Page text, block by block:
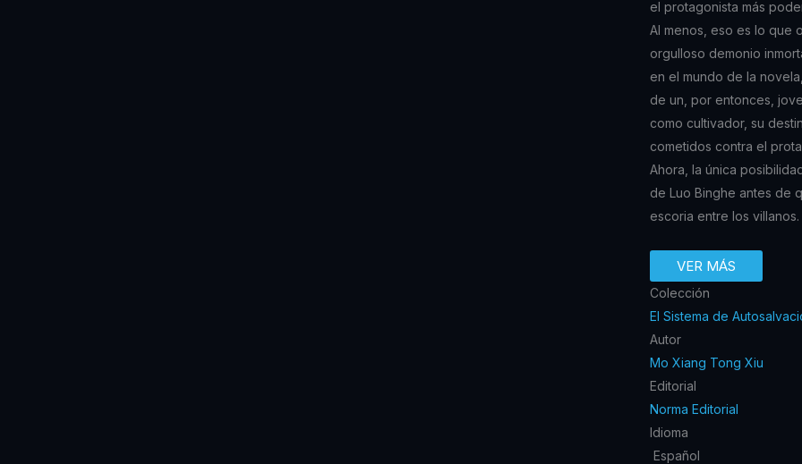
el protagonista más
Al menos, eso es lo que
orgulloso demonio
en el mundo de la
de un, por entonces,
como cultivador, su
cometidos contra el
Ahora, la única
de Luo Binghe antes de
escoria entre los villanos.
VER MÁS
Colección
El Sistema de
Autor
Mo Xiang Tong Xiu
Editorial
Norma Editorial
Idioma
Español